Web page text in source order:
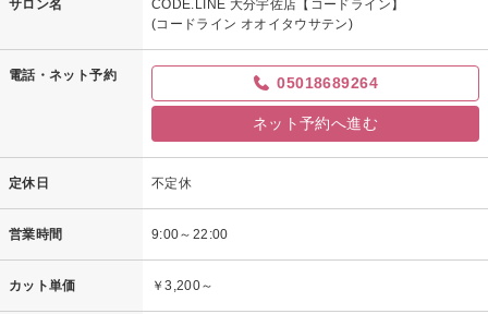
サロン名
CODE.LINE 大分宇佐店【コードライン】
(コードライン オオイタウサテン)
電話・ネット予約 05018689264
ネット予約へ進む
定休日 不定休
営業時間 9:00～22:00
カット単価 ￥3,200～